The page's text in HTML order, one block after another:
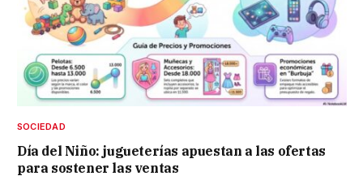
SOCIEDAD
Día del Niño: jugueterías apuestan a las ofertas
para sostener las ventas